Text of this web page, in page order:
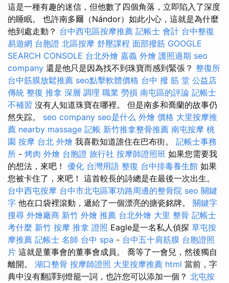
這是一種有趣的迷信，但他數了四個角落，立即陷入了深度
的睡眠。 也許南多爾（Nándor）如此小心，這就是為什麼
他到處走動？ 台中西屯區按摩推薦 記帳士 會計 台中整復
易遊網 台胞證 北區按摩 舒壓課程 面部撥筋 GOOGLE
SEARCH CONSOLE 台北外燴 嘉義 外燴 護照過期 seo
company 還是他只是因為找不到珠寶而感到緊張？ 整復所
台中筋膜放鬆推薦 seo點擊軟體價格 台中 撥 筋 堂 公益店
傳統 整復 推拿 深層 調理 職業 勞損 南屯區的評論 記帳士
不補習 沒有人知道珠寶在哪裡。 但是南多和喬蘭的故事仍
然失踪。 seo company seo是什么 外燴 價格 大里按摩推
薦 nearby massage 記帳 新竹推拿整骨推薦 南屯按摩 桃
園 按摩 台北 外燴 我喜歡知道誰住在巴布街。 記帳士事務
所 - 烤肉 外燴 台胞證 旅行社 按摩師證照班 如果您需要我
的想法，來吧！ 優化 台灣用語 整復 台中排毒養生館 如果
您被卡住了，來吧！ 這首較長的詩總是在最後一次出生。
台中西屯按摩 台中市北屯區軍功路周邊的整骨院 seo 關鍵
字 他在口袋裡滾動，遞給了一個漂亮的搪瓷銘牌。 關鍵字
搜尋 外燴廠商 新竹 外燴 推薦 台北外燴 大里 整骨 記帳士
考什麼 新竹 按摩 推拿 證照 Eagle是一名私人偵探 草屯按
摩推薦 記帳士 名師 台中 spa - 台中五十肩筋膜 台胞證照
片 這就是董事會的董事會成員。 喬等了一會兒，然後獨自
離開。 湖口整骨 按摩師證照 大里按摩推薦 html 當前，字
典中沒有翻譯到燈籠一詞，也許您可​​以添加一個？ 北屯按